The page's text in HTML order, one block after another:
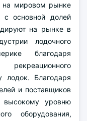
на мировом рынке
с основной долей
на рынке в
лодочного
благодаря
лодок. Благодаря
и поставщиков
высокому уровню
оборудования,